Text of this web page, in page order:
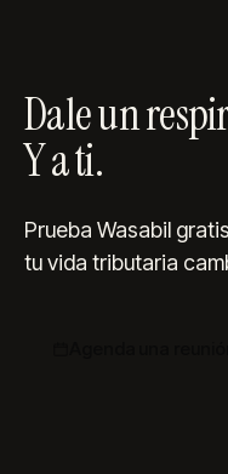
Dale un
Y a ti.
Prueba Wasabil
tu vida tributaria